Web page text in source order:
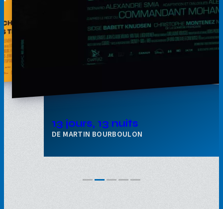
13 jours, 13 nuits
MARTIN BOURBOULON